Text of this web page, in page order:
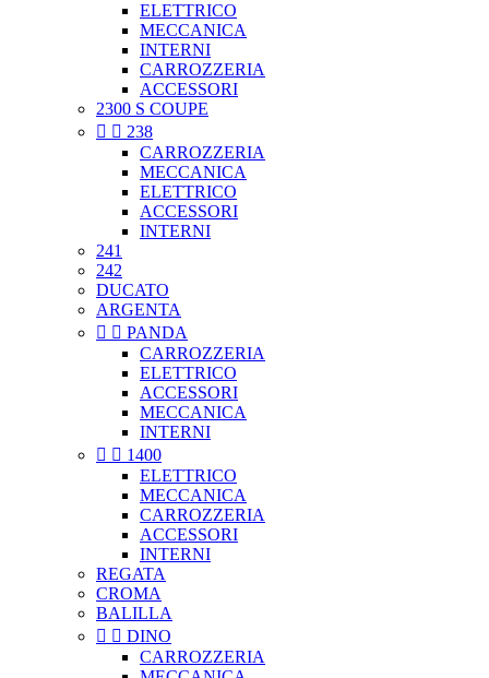
ELETTRICO
MECCANICA
INTERNI
CARROZZERIA
ACCESSORI
2300 S COUPE
  238
CARROZZERIA
MECCANICA
ELETTRICO
ACCESSORI
INTERNI
241
242
DUCATO
ARGENTA
  PANDA
CARROZZERIA
ELETTRICO
ACCESSORI
MECCANICA
INTERNI
  1400
ELETTRICO
MECCANICA
CARROZZERIA
ACCESSORI
INTERNI
REGATA
CROMA
BALILLA
  DINO
CARROZZERIA